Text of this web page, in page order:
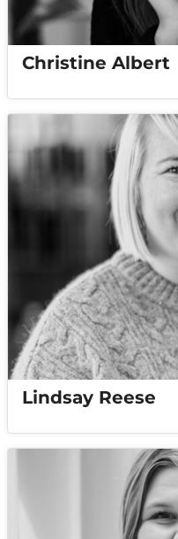
Christine Albert
Lindsay Reese